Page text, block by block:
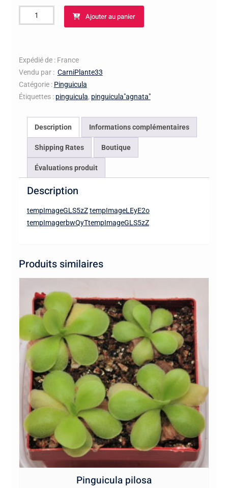
quantité
de
Ajouter au panier
Expédié de : France
Vendu par : CarniPlante33
Catégorie : Pinguicula
Étiquettes : pinguicula, pinguicula"agnata"
Description Informations complémentaires
Shipping Rates Boutique
Évaluations produit
Description
tempImageGLS5zZ tempImageLEyE2o
tempImagerbwQyTtempImageGLS5zZ
Produits similaires
Pinguicula pilosa